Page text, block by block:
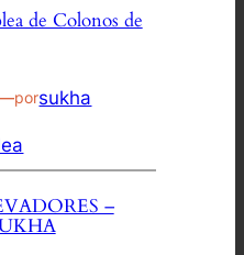
de Colonos de
porsukha
–